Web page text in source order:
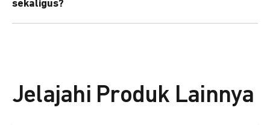
kebutuhan Anda.
sekaligus?
Jelajahi Produk Lainnya